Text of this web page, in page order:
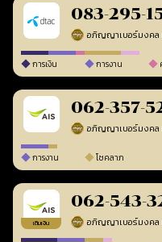
083-295-
การเงิน การงาน
062-357-
การงาน โชคลาภ
เติมเงิน
062-543-